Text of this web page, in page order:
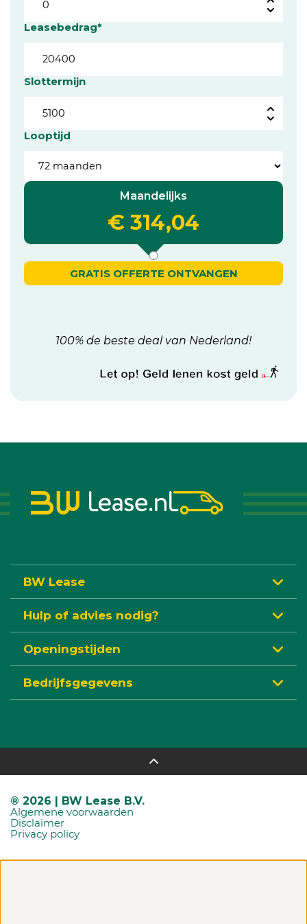
Leasebedrag*
Slottermijn
Looptijd
Maandelijks
€ 314,04
GRATIS OFFERTE ONTVANGEN
100% de beste deal van Nederland!
BW Lease
Hulp of advies nodig?
Openingstijden
Bedrijfsgegevens
® 2026 | BW Lease B.V.
Algemene voorwaarden
Disclaimer
Privacy policy